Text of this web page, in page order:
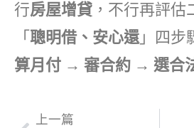
行房屋增貸 ，不行再評
「 聰明借、安心還」四步
算月付 → 審合約 → 選合
上一篇